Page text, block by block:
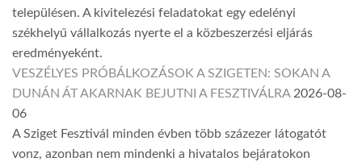
településen. A kivitelezési feladatokat egy edelényi
székhelyű vállalkozás nyerte el a közbeszerzési eljárás
eredményeként.
VESZÉLYES PRÓBÁLKOZÁSOK A SZIGETEN: SOKAN A
DUNÁN ÁT AKARNAK BEJUTNI A FESZTIVÁLRA 2026-08-
06
A Sziget Fesztivál minden évben több százezer látogatót
vonz, azonban nem mindenki a hivatalos bejáratokon